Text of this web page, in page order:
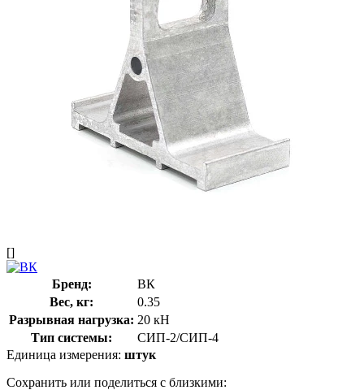
[]
Бренд:
ВК
Вес, кг:
0.35
Разрывная нагрузка: 20 кН
Тип системы:
СИП-2/СИП-4
Единица измерения: штук
Сохранить или поделиться с близкими: